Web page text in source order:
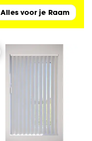
Alles voor je Raam